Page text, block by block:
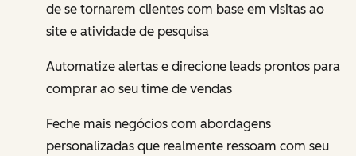
de se tornarem clientes com base em visitas ao
site e atividade de pesquisa
Automatize alertas e direcione leads prontos para
comprar ao seu time de vendas
Feche mais negócios com abordagens
personalizadas que realmente ressoam com seu